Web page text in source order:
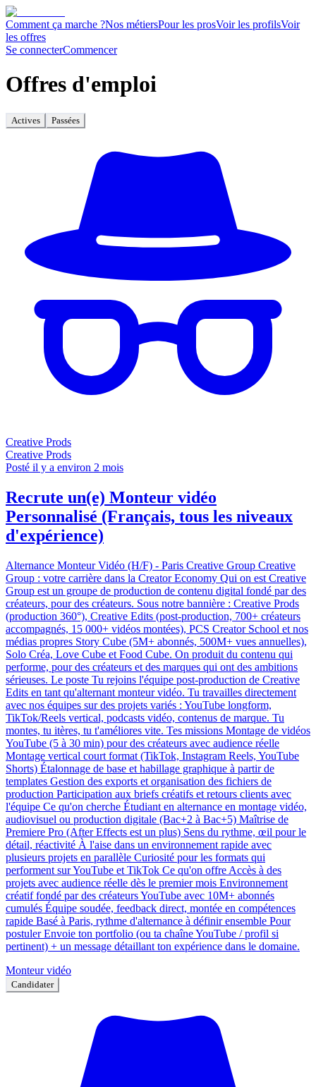
Comment ça marche ?Nos métiersPour les prosVoir les profilsVoir
les offres
Se connecterCommencer
Offres d'emploi
Actives Passées
Creative Prods
Creative Prods
Posté il y a environ 2 mois
Recrute un(e) Monteur vidéo
Personnalisé (Français, tous les niveaux
d'expérience)
Alternance Monteur Vidéo (H/F) - Paris Creative Group Creative
Group : votre carrière dans la Creator Economy Qui on est Creative
Group est un groupe de production de contenu digital fondé par des
créateurs, pour des créateurs. Sous notre bannière : Creative Prods
(production 360°), Creative Edits (post-production, 700+ créateurs
accompagnés, 15 000+ vidéos montées), PCS Creator School et nos
médias propres Story Cube (5M+ abonnés, 500M+ vues annuelles),
Solo Créa, Love Cube et Food Cube. On produit du contenu qui
performe, pour des créateurs et des marques qui ont des ambitions
sérieuses. Le poste Tu rejoins l'équipe post-production de Creative
Edits en tant qu'alternant monteur vidéo. Tu travailles directement
avec nos équipes sur des projets variés : YouTube longform,
TikTok/Reels vertical, podcasts vidéo, contenus de marque. Tu
montes, tu itères, tu t'améliores vite. Tes missions Montage de vidéos
YouTube (5 à 30 min) pour des créateurs avec audience réelle
Montage vertical court format (TikTok, Instagram Reels, YouTube
Shorts) Étalonnage de base et habillage graphique à partir de
templates Gestion des exports et organisation des fichiers de
production Participation aux briefs créatifs et retours clients avec
l'équipe Ce qu'on cherche Étudiant en alternance en montage vidéo,
audiovisuel ou production digitale (Bac+2 à Bac+5) Maîtrise de
Premiere Pro (After Effects est un plus) Sens du rythme, œil pour le
détail, réactivité À l'aise dans un environnement rapide avec
plusieurs projets en parallèle Curiosité pour les formats qui
performent sur YouTube et TikTok Ce qu'on offre Accès à des
projets avec audience réelle dès le premier mois Environnement
créatif fondé par des créateurs YouTube avec 10M+ abonnés
cumulés Équipe soudée, feedback direct, montée en compétences
rapide Basé à Paris, rythme d'alternance à définir ensemble Pour
postuler Envoie ton portfolio (ou ta chaîne YouTube / profil si
pertinent) + un message détaillant ton expérience dans le domaine.
Monteur vidéo
Candidater